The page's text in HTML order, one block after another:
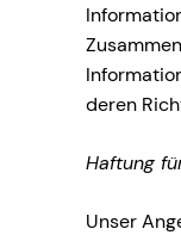
deren
Haftung
Unser